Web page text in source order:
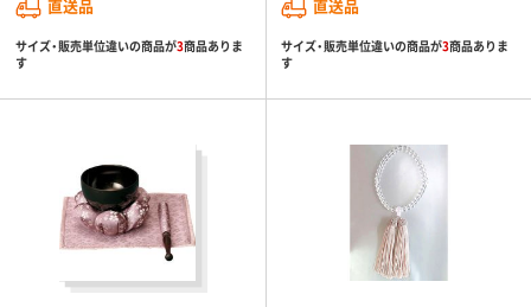
直送品
サイズ・販売単位違いの商品が3商品ありま
す
直送品
サイズ・販売単位違いの商品が3商品ありま
す